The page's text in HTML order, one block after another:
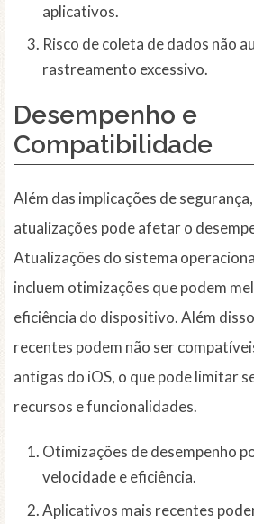
aplicativos.
Risco de coleta de dados não
rastreamento excessivo.
Desempenho e
Compatibilidade
Além das implicações de
atualizações pode afetar o
Atualizações do sistema
incluem otimizações que podem
eficiência do dispositivo. Além
recentes podem não ser
antigas do iOS, o que pode limitar
recursos e funcionalidades.
Otimizações de desempenho
velocidade e eficiência.
Aplicativos mais recentes